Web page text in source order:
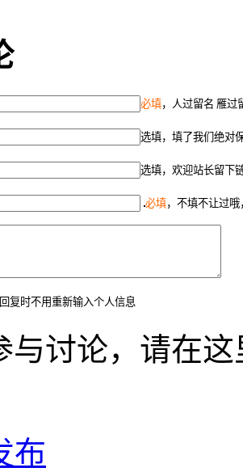
必填，人过留名 雁过
选填，填了我们绝对
选填，欢迎站长留下
必填，不填不让过
复时不用重新输入个人信息
讨论，请在这
布